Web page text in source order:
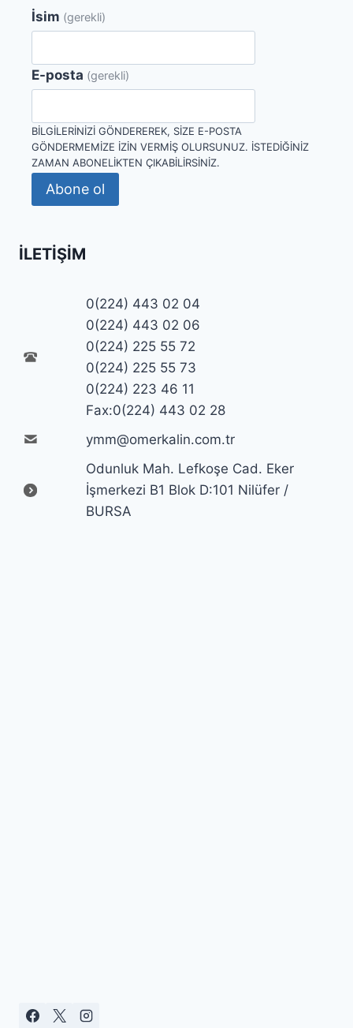
İsim (gerekli)
E-posta (gerekli)
BILGILERINIZI GÖNDEREREK, SIZE E-POSTA
GÖNDERMEMIZE IZIN VERMIŞ OLURSUNUZ. İSTEDIĞINIZ
ZAMAN ABONELIKTEN ÇIKABILIRSINIZ.
Abone ol
İLETIŞIM
0(224) 443 02 04
0(224) 443 02 06
0(224) 225 55 72
0(224) 225 55 73
0(224) 223 46 11
Fax:0(224) 443 02 28
ymm@omerkalin.com.tr
Odunluk Mah. Lefkoşe Cad. Eker
İşmerkezi B1 Blok D:101 Nilüfer /
BURSA